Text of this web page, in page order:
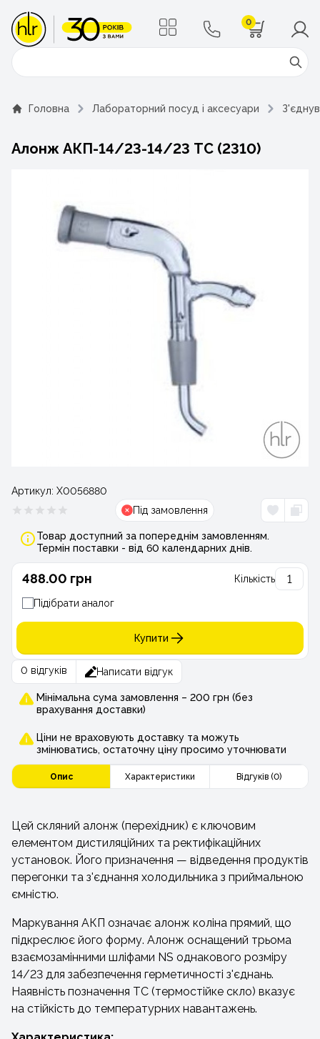
0
Поиск
Головна Лабораторний посуд і аксесуари
Алонж АКП-14/23-14/23 ТС (2310)
Артикул: Х0056880
Під замовлення
Товар доступний за попереднім замовленням.
Термін поставки - від 60 календарних днів.
488.00 грн Кількість
Підібрати аналог
Купити
0 відгуків Написати відгук
Мінімальна сума замовлення – 200 грн (без
врахування доставки)
Ціни не враховують доставку та можуть
змінюватись, остаточну ціну просимо уточнювати
Опис Характеристики Відгуків (0)
Цей скляний алонж (перехідник) є ключовим
елементом дистиляційних та ректифікаційних
установок. Його призначення — відведення продуктів
перегонки та з'єднання холодильника з приймальною
ємністю.
Маркування АКП означає алонж коліна прямий, що
підкреслює його форму. Алонж оснащений трьома
взаємозамінними шліфами NS однакового розміру
14/23 для забезпечення герметичності з'єднань.
Наявність позначення ТС (термостійке скло) вказує
на стійкість до температурних навантажень.